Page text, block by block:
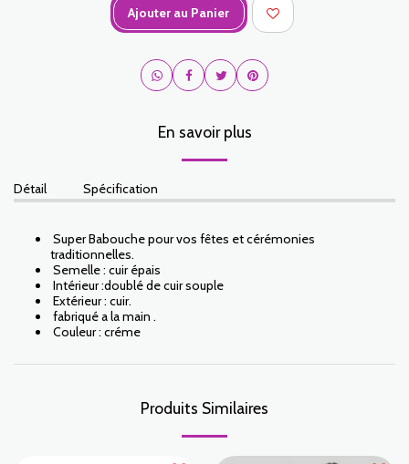
Ajouter au Panier
En savoir plus
Détail Spécification
Super Babouche pour vos fêtes et cérémonies
traditionnelles.
Semelle : cuir épais
Intérieur :doublé de cuir souple
Extérieur : cuir.
fabriqué a la main .
Couleur : créme
Produits Similaires